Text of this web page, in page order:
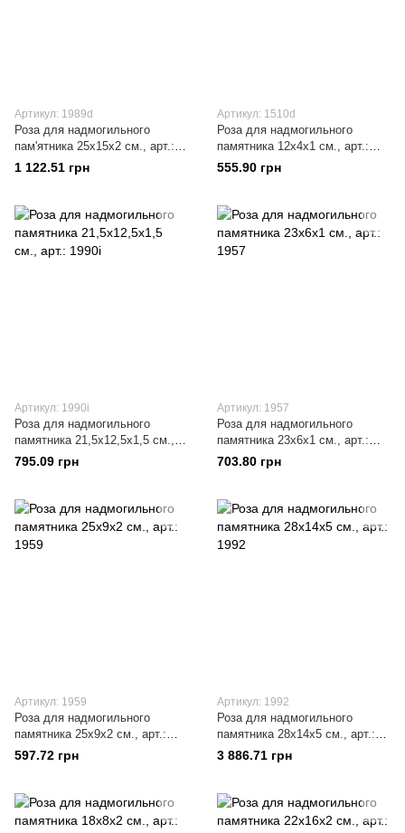
Артикул: 1989d
Роза для надмогильного
пам'ятника 25х15x2 см., арт.:
1989d
1 122.51 грн
Артикул: 1510d
Роза для надмогильного
памятника 12х4x1 см., арт.:
1510d
555.90 грн
Артикул: 1990i
Роза для надмогильного
памятника 21,5х12,5x1,5 см.,
арт.: 1990i
795.09 грн
Артикул: 1957
Роза для надмогильного
памятника 23х6x1 см., арт.:
1957
703.80 грн
Артикул: 1959
Роза для надмогильного
памятника 25х9x2 см., арт.:
1959
597.72 грн
Артикул: 1992
Роза для надмогильного
памятника 28х14x5 см., арт.:
1992
3 886.71 грн